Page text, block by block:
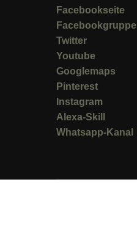
Facebookseite
Facebookgruppe
Twitter
Youtube
Googlemaps
Pinterest
Instagram
Alexa-Skill
Whatsapp-Kanal